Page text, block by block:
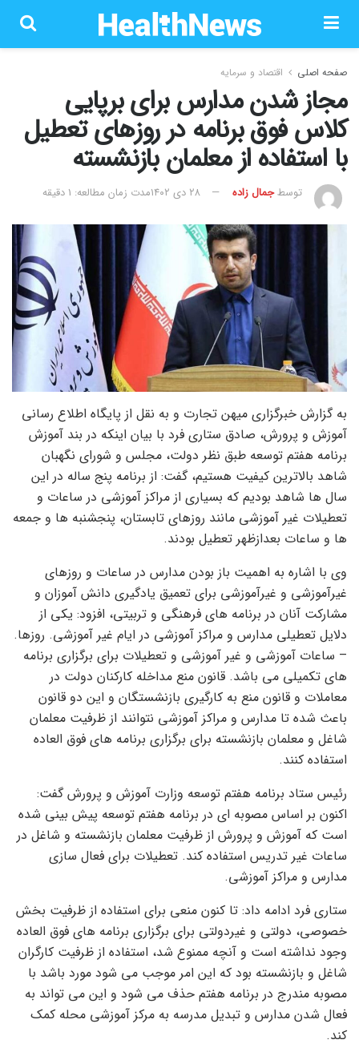
صفحه اصلی اقتصاد و سرمایه
مجاز شدن مدارس برای برپایی
کلاس فوق برنامه در روزهای تعطیل
با استفاده از معلمان بازنشسته
توسطجمال زاده ۲۸ دی ۱۴۰۲ مدت زمان مطالعه: 1 دقیقه
به گزارش خبرگزاری میهن تجارت و به نقل از پایگاه اطلاع رسانی
آموزش و پرورش، صادق ستاری فرد با بیان اینکه در بند آموزش
برنامه هفتم توسعه طبق نظر دولت، مجلس و شورای نگهبان
شاهد بالاترین کیفیت هستیم، گفت: از برنامه پنج ساله در این
سال ها شاهد بودیم که بسیاری از مراکز آموزشی در ساعات و
تعطیلات غیر آموزشی مانند روزهای تابستان، پنجشنبه ها و جمعه
ها و ساعات بعدازظهر تعطیل بودند.
وی با اشاره به اهمیت باز بودن مدارس در ساعات و روزهای
غیرآموزشی و غیرآموزشی برای تعمیق یادگیری دانش آموزان و
مشارکت آنان در برنامه های فرهنگی و تربیتی، افزود: یکی از
دلایل تعطیلی مدارس و مراکز آموزشی در ایام غیر آموزشی. روزها.
– ساعات آموزشی و غیر آموزشی و تعطیلات برای برگزاری برنامه
های تکمیلی می باشد. قانون منع مداخله کارکنان دولت در
معاملات و قانون منع به کارگیری بازنشستگان و این دو قانون
باعث شده تا مدارس و مراکز آموزشی نتوانند از ظرفیت معلمان
شاغل و معلمان بازنشسته برای برگزاری برنامه های فوق العاده
استفاده کنند.
رئیس ستاد برنامه هفتم توسعه وزارت آموزش و پرورش گفت:
اکنون بر اساس مصوبه ای در برنامه هفتم توسعه پیش بینی شده
است که آموزش و پرورش از ظرفیت معلمان بازنشسته و شاغل در
ساعات غیر تدریس استفاده کند. تعطیلات برای فعال سازی
مدارس و مراکز آموزشی.
ستاری فرد ادامه داد: تا کنون منعی برای استفاده از ظرفیت بخش
خصوصی، دولتی و غیردولتی برای برگزاری برنامه های فوق العاده
وجود نداشته است و آنچه ممنوع شد، استفاده از ظرفیت کارگران
شاغل و بازنشسته بود که این امر موجب می شود مورد باشد با
مصوبه مندرج در برنامه هفتم حذف می شود و این می تواند به
فعال شدن مدارس و تبدیل مدرسه به مرکز آموزشی محله کمک
کند.